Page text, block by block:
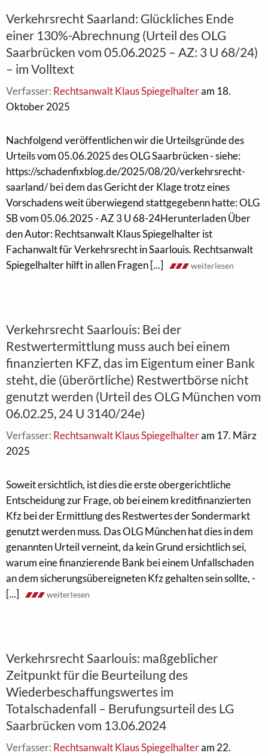
Verkehrsrecht Saarland: Glückliches Ende
einer 130%-Abrechnung (Urteil des OLG
Saarbrücken vom 05.06.2025 – AZ: 3 U 68/24)
– im Volltext
Verfasser: Rechtsanwalt Klaus Spiegelhalteram 18.
Oktober 2025
Nachfolgend veröffentlichen wir die Urteilsgründe des
Urteils vom 05.06.2025 des OLG Saarbrücken - siehe:
https://schadenfixblog.de/2025/08/20/verkehrsrecht-
saarland/ bei dem das Gericht der Klage trotz eines
Vorschadens weit überwiegend stattgegebenn hatte: OLG
SB vom 05.06.2025 - AZ 3 U 68-24Herunterladen Über
den Autor: Rechtsanwalt Klaus Spiegelhalter ist
Fachanwalt für Verkehrsrecht in Saarlouis. Rechtsanwalt
Spiegelhalter hilft in allen Fragen [...]
weiterlesen
Verkehrsrecht Saarlouis: Bei der
Restwertermittlung muss auch bei einem
finanzierten KFZ, das im Eigentum einer Bank
steht, die (überörtliche) Restwertbörse nicht
genutzt werden (Urteil des OLG München vom
06.02.25, 24 U 3140/24e)
Verfasser: Rechtsanwalt Klaus Spiegelhalteram 17. März
2025
Soweit ersichtlich, ist dies die erste obergerichtliche
Entscheidung zur Frage, ob bei einem kreditfinanzierten
Kfz bei der Ermittlung des Restwertes der Sondermarkt
genutzt werden muss. Das OLG München hat dies in dem
genannten Urteil verneint, da kein Grund ersichtlich sei,
warum eine finanzierende Bank bei einem Unfallschaden
an dem sicherungsübereigneten Kfz gehalten sein sollte, -
[...]
weiterlesen
Verkehrsrecht Saarlouis: maßgeblicher
Zeitpunkt für die Beurteilung des
Wiederbeschaffungswertes im
Totalschadenfall – Berufungsurteil des LG
Saarbrücken vom 13.06.2024
Verfasser: Rechtsanwalt Klaus Spiegelhalteram 22.